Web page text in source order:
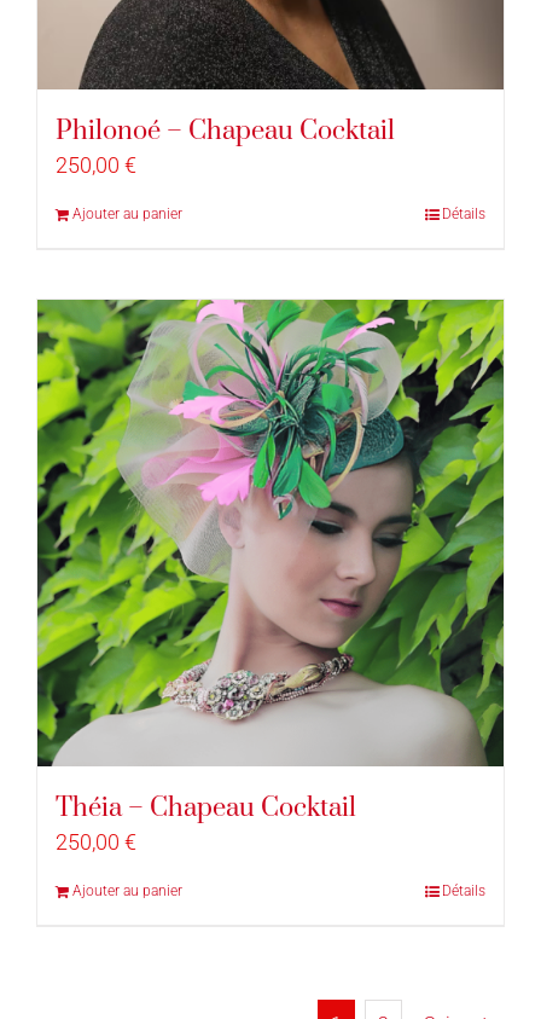
Philonoé – Chapeau Cocktail
250,00 €
Ajouter au panier Détails
Théia – Chapeau Cocktail
250,00 €
Ajouter au panier Détails